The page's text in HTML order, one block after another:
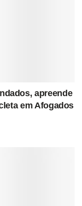
apreende
em Afogados